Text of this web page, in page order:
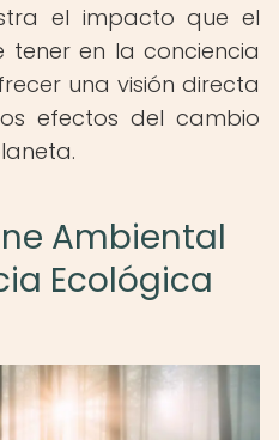
el impacto que el
en la conciencia
una visión directa
efectos del cambio
Ambiental
Ecológica